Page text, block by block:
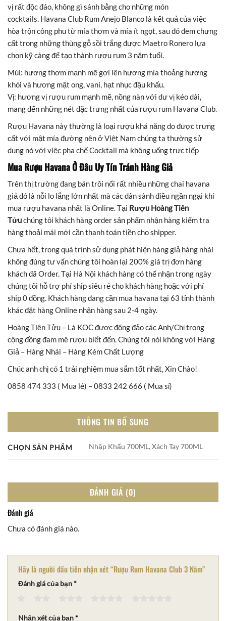
vị rất độc đáo, không gì sánh bằng cho những món
cocktails. Havana Club Rum Anejo Blanco là kết quả của việc
hòa trộn công phu từ mía thơm và mía ít ngọt, sau đó đem chưng
cất trong những thùng gỗ sồi trắng được Maetro Ronero lựa
chọn kỹ càng để tạo thành rượu rum 3 năm tuổi.
Mùi: hương thơm mạnh mẽ gợi lên hương mía thoảng hương
khói và hương mật ong, vani, hạt nhục đậu khấu.
Vị: hương vị rượu rum mạnh mẽ, nồng nàn với dư vị kéo dài,
mang đến những nét đặc trưng nhất của rượu rum Havana Club.
Rượu Havana này thường là loại rượu khá năng do được trưng
cất với mật mía đường nên ở Việt Nam chúng ta thường sử
dụng nó với việc pha chế Cocktail mà không uống trực tiếp
Mua Rượu Havana Ở Đâu Uy Tín Tránh Hàng Giả
Trên thị trường đang bán trôi nổi rất nhiều những chai havana
giả đó là nỗi lo lắng lớn nhất mà các dân sành điều ngần ngại khi
mua rượu havana nhất là Online. Tại Rượu Hoàng Tiên
Tửuchúng tôi khách hàng order sản phẩm nhận hàng kiểm tra
hàng thoải mái mới cần thanh toán tiền cho shipper.
Chưa hết, trong quá trình sử dụng phát hiện hàng giả hàng nhái
không đúng tư vấn chúng tôi hoàn lại 200% giá trị đơn hàng
khách đã Order. Tại Hà Nội khách hàng có thể nhận trong ngày
chúng tôi hỗ trợ phí ship siêu rẻ cho khách hàng hoặc với phí
ship 0 đồng. Khách hàng đang cần mua havana tại 63 tỉnh thành
khác đặt hàng Online nhận hàng sau 2-4 ngày.
Hoàng Tiên Tửu – Là KOC được đông đảo các Anh/Chị trong
cộng đồng đam mê rượu biết đến. Chúng tôi nói không với Hàng
Giả – Hàng Nhái – Hàng Kém Chất Lượng
Chúc anh chị có 1 trải nghiệm mua sắm tốt nhất, Xin Chào!
0858 474 333 ( Mua lẻ) – 0833 242 666 ( Mua sỉ)
THÔNG TIN BỔ SUNG
CHỌN SẢN PHẨM Nhập Khẩu 700ML, Xách Tay 700ML
ĐÁNH GIÁ (0)
Đánh giá
Chưa có đánh giá nào.
Hãy là người đầu tiên nhận xét “Rượu Rum Havana Club 3 Năm”
Đánh giá của bạn*
Nhận xét của bạn*